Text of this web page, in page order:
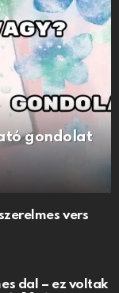
gondolat
vers
dal – ez voltak